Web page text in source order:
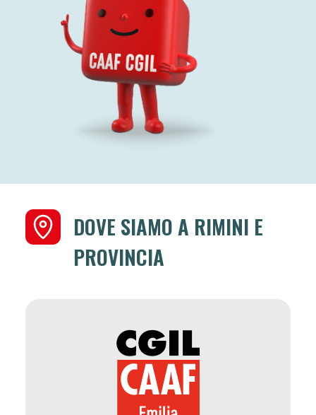
LAVORA CON NOI
RICERCA
DOVE SIAMO A RIMINI E
PROVINCIA